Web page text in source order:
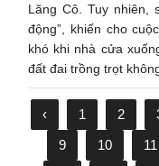
Lăng Cô. Tuy nhiên,
động”, khiến cho
khó khi nhà cửa
đất đai trồng trọt
‹ 1 2
9
10 11